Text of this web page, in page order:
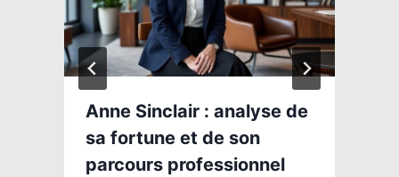
Anne Sinclair : analyse de
sa fortune et de son
parcours professionnel